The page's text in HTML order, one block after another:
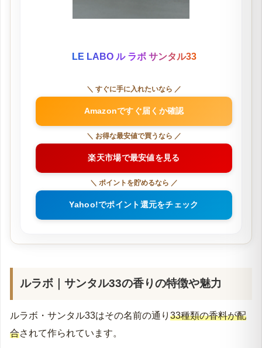
LE LABO ル ラボ サンタル33
＼ すぐに手に入れたいなら ／
Amazonですぐ届くか確認
＼ お得な最安値で買うなら ／
楽天市場で最安値を見る
＼ ポイントを貯めるなら ／
Yahoo!でポイント還元をチェック
ルラボ｜サンタル33の香りの特徴や魅力
ルラボ・サンタル33はその名前の通り 33種類の香料が配
合されて作られています。